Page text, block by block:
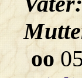
oo